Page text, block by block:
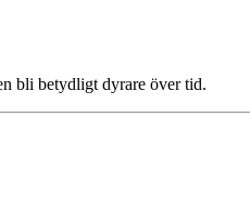
bli betydligt dyrare över tid.